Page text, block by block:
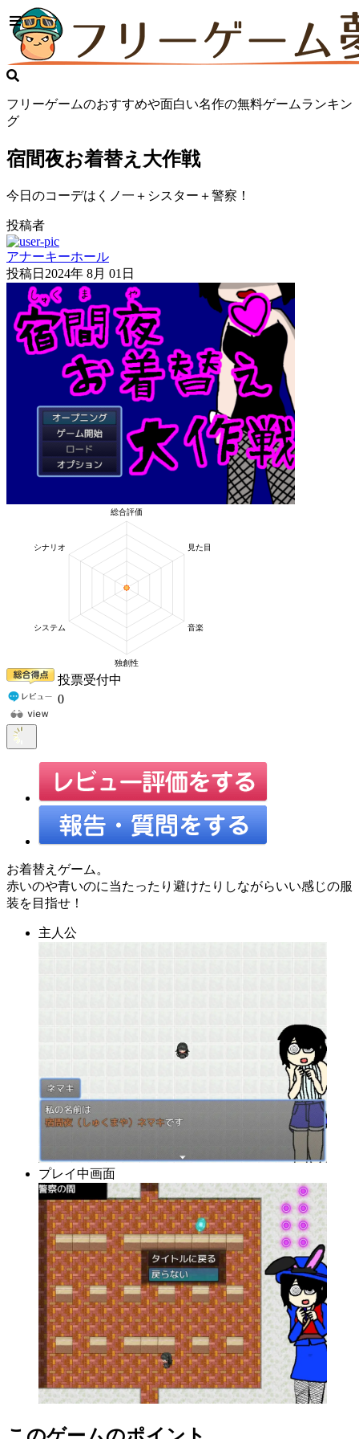
フリーゲームのおすすめや面白い名作の無料ゲームランキン
グ
宿間夜お着替え大作戦
今日のコーデはくノ一＋シスター＋警察！
投稿者
アナーキーホール
投稿日 2024年 8月 01日
投票受付中
0
お着替えゲーム。
赤いのや青いのに当たったり避けたりしながらいい感じの服
装を目指せ！
主人公
プレイ中画面